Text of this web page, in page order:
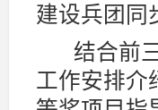
建设兵团同
结合前三
工作安排介